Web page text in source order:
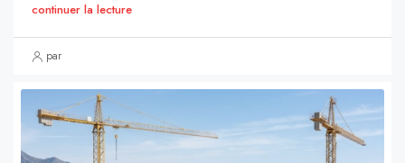
continuer la lecture
par